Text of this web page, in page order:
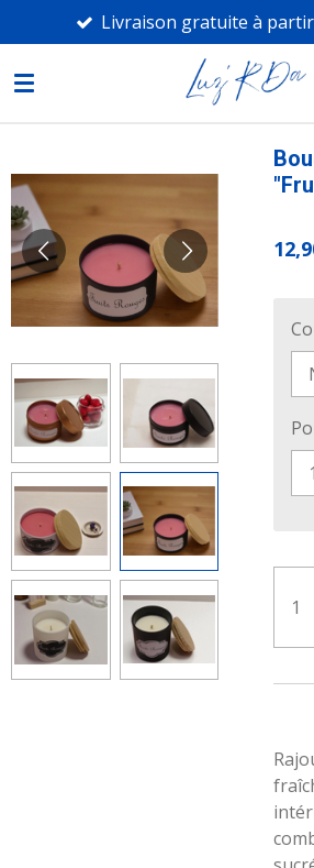
au
contenu
Livraison gratuite à